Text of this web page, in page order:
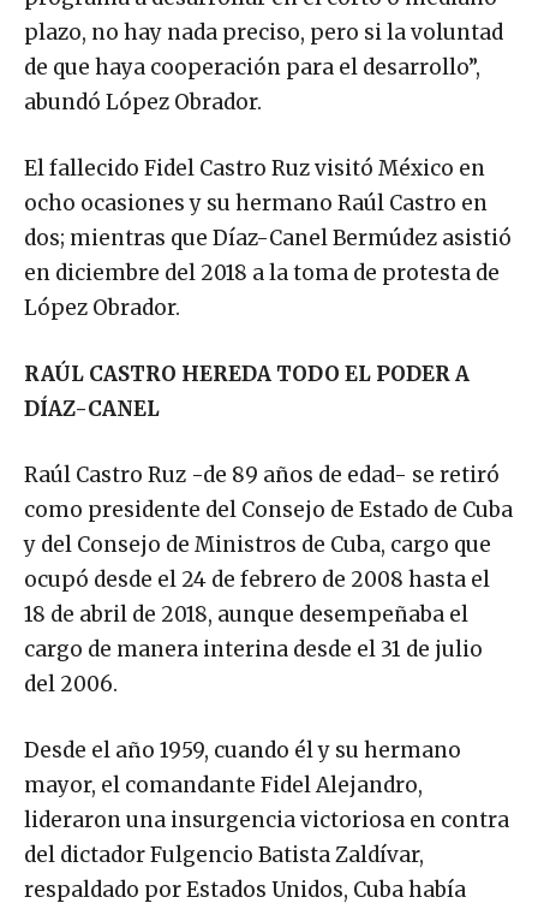
plazo, no hay nada preciso, pero si la voluntad
de que haya cooperación para el desarrollo”,
abundó López Obrador.
El fallecido Fidel Castro Ruz visitó México en
ocho ocasiones y su hermano Raúl Castro en
dos; mientras que Díaz-Canel Bermúdez asistió
en diciembre del 2018 a la toma de protesta de
López Obrador.
RAÚL CASTRO HEREDA TODO EL PODER A
DÍAZ-CANEL
Raúl Castro Ruz -de 89 años de edad- se retiró
como presidente del Consejo de Estado de Cuba
y del Consejo de Ministros de Cuba, cargo que
ocupó desde el 24 de febrero de 2008 hasta el
18 de abril de 2018, aunque desempeñaba el
cargo de manera interina desde el 31 de julio
del 2006.
Desde el año 1959, cuando él y su hermano
mayor, el comandante Fidel Alejandro,
lideraron una insurgencia victoriosa en contra
del dictador Fulgencio Batista Zaldívar,
respaldado por Estados Unidos, Cuba había